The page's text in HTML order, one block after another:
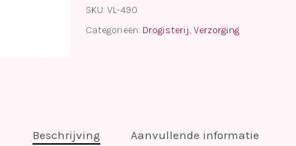
SKU: VL-490
Categorieën: Drogisterij, Verzorging
Beschrijving Aanvullende informatie